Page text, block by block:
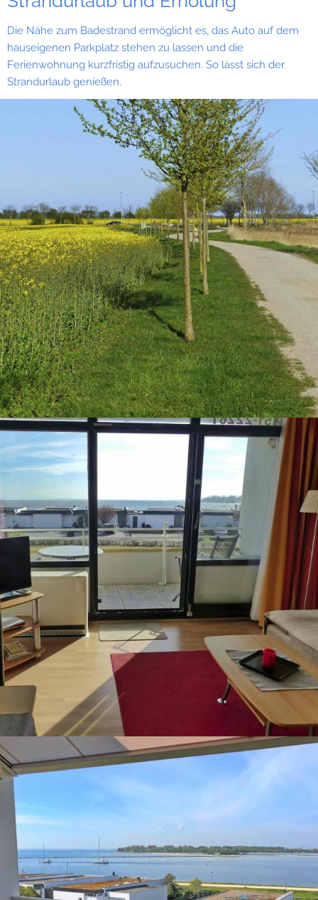
Die Nähe zum Badestrand ermöglicht es, das Auto auf dem
hauseigenen Parkplatz stehen zu lassen und die
Ferienwohnung kurzfristig aufzusuchen. So lässt sich der
Strandurlaub genießen.